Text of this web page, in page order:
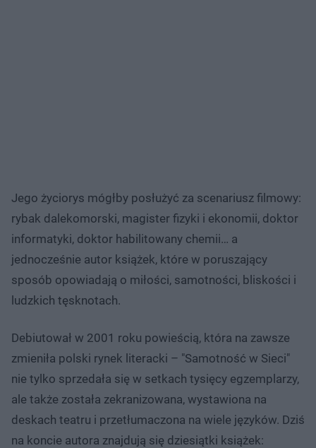
Jego życiorys mógłby posłużyć za scenariusz filmowy:
rybak dalekomorski, magister fizyki i ekonomii, doktor
informatyki, doktor habilitowany chemii… a
jednocześnie autor książek, które w poruszający
sposób opowiadają o miłości, samotności, bliskości i
ludzkich tęsknotach.
Debiutował w 2001 roku powieścią, która na zawsze
zmieniła polski rynek literacki – "Samotność w Sieci"
nie tylko sprzedała się w setkach tysięcy egzemplarzy,
ale także została zekranizowana, wystawiona na
deskach teatru i przetłumaczona na wiele języków. Dziś
na koncie autora znajdują się dziesiątki książek: